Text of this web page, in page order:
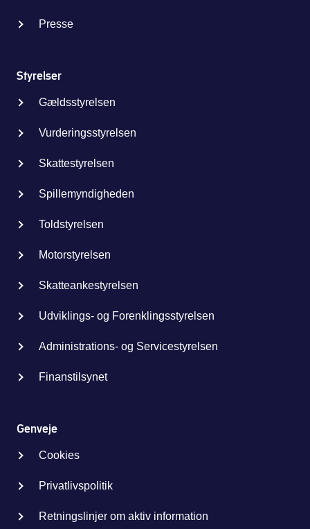
Presse
Styrelser
Gældsstyrelsen
Vurderingsstyrelsen
Skattestyrelsen
Spillemyndigheden
Toldstyrelsen
Motorstyrelsen
Skatteankestyrelsen
Udviklings- og Forenklingsstyrelsen
Administrations- og Servicestyrelsen
Finanstilsynet
Genveje
Cookies
Privatlivspolitik
Retningslinjer om aktiv information